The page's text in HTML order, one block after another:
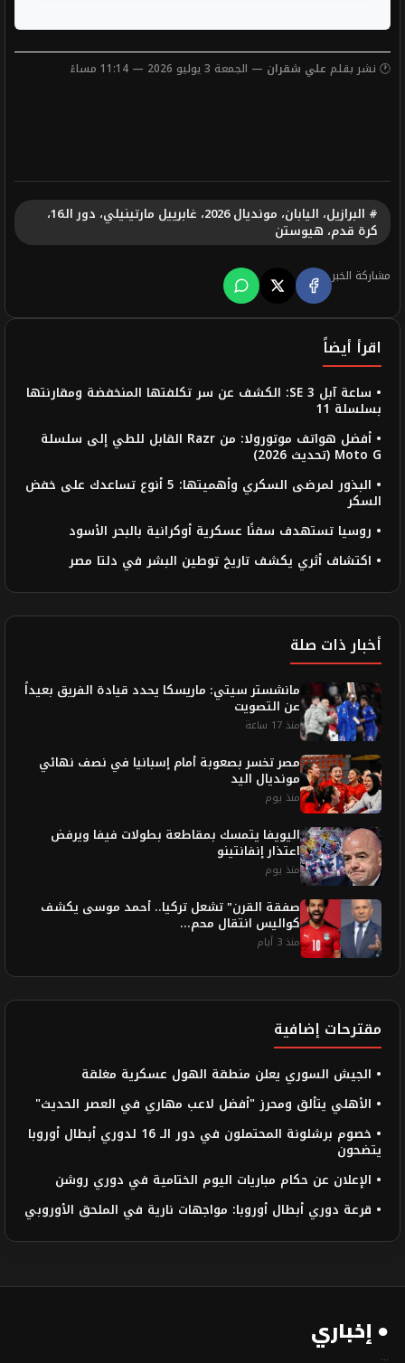
🕐 نشر بقلم علي شقران — الجمعة 3 يوليو 2026 — 11:14 مساءً
# البرازيل، اليابان، مونديال 2026، غابرييل مارتينيلي، دور الـ16،
كرة قدم، هيوستن
مشاركة الخبر
اقرأ أيضاً
• ساعة آبل SE 3: الكشف عن سر تكلفتها المنخفضة ومقارنتها
بسلسلة 11
• أفضل هواتف موتورولا: من Razr القابل للطي إلى سلسلة
Moto G (تحديث 2026)
• البذور لمرضى السكري وأهميتها: 5 أنوع تساعدك على خفض
السكر
• روسيا تستهدف سفنًا عسكرية أوكرانية بالبحر الأسود
• اكتشاف أثري يكشف تاريخ توطين البشر في دلتا مصر
أخبار ذات صلة
مانشستر سيتي: ماريسكا يحدد قيادة الفريق بعيداً
عن التصويت
منذ 17 ساعة
مصر تخسر بصعوبة أمام إسبانيا في نصف نهائي
مونديال اليد
منذ يوم
اليويفا يتمسك بمقاطعة بطولات فيفا ويرفض
اعتذار إنفانتينو
منذ يوم
صفقة القرن" تشعل تركيا.. أحمد موسى يكشف
كواليس انتقال محم...
منذ 3 أيام
مقترحات إضافية
• الجيش السوري يعلن منطقة الهول عسكرية مغلقة
• الأهلي يتألق ومحرز "أفضل لاعب مهاري في العصر الحديث"
• خصوم برشلونة المحتملون في دور الـ 16 لدوري أبطال أوروبا
يتضحون
• الإعلان عن حكام مباريات اليوم الختامية في دوري روشن
• قرعة دوري أبطال أوروبا: مواجهات نارية في الملحق الأوروبي
● إخباري
...